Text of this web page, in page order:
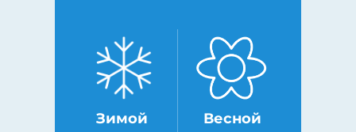
Зимой Весной